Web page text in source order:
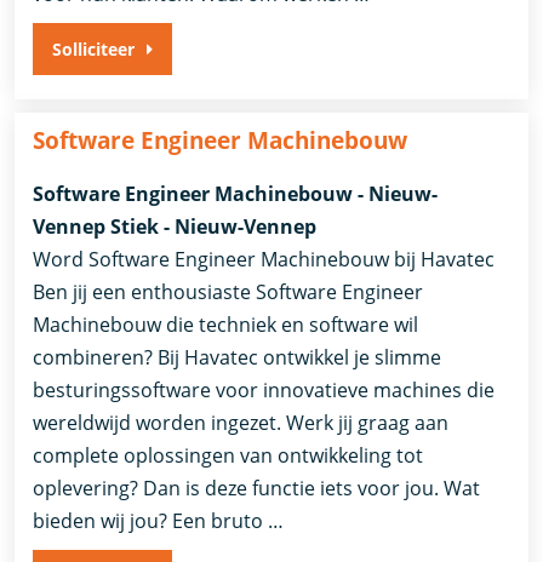
Solliciteer
Software Engineer Machinebouw
Software Engineer Machinebouw - Nieuw-
Vennep Stiek - Nieuw-Vennep
Word Software Engineer Machinebouw bij Havatec
Ben jij een enthousiaste Software Engineer
Machinebouw die techniek en software wil
combineren? Bij Havatec ontwikkel je slimme
besturingssoftware voor innovatieve machines die
wereldwijd worden ingezet. Werk jij graag aan
complete oplossingen van ontwikkeling tot
oplevering? Dan is deze functie iets voor jou. Wat
bieden wij jou? Een bruto …